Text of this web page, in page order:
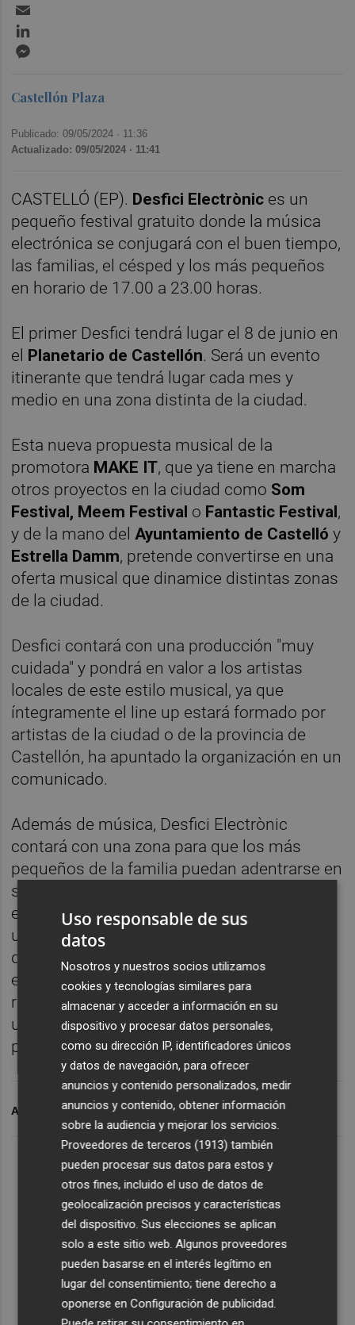
Castellón Plaza
Publicado: 09/05/2024 · 11:36
Actualizado: 09/05/2024 · 11:41
CASTELLÓ (EP). Desfici Electrònic es un
pequeño festival gratuito donde la música
electrónica se conjugará con el buen tiempo,
las familias, el césped y los más pequeños
en horario de 17.00 a 23.00 horas.
El primer Desfici tendrá lugar el 8 de junio en
el Planetario de Castellón. Será un evento
itinerante que tendrá lugar cada mes y
medio en una zona distinta de la ciudad.
Esta nueva propuesta musical de la
promotora MAKE IT, que ya tiene en marcha
otros proyectos en la ciudad como Som
Festival, Meem Festival o Fantastic Festival,
y de la mano delAyuntamiento de Castellóy
Estrella Damm, pretende convertirse en una
oferta musical que dinamice distintas zonas
de la ciudad.
Desfici contará con una producción "muy
cuidada" y pondrá en valor a los artistas
locales de este estilo musical, ya que
íntegramente el line up estará formado por
artistas de la ciudad o de la provincia de
Castellón, ha apuntado la organización en un
comunicado.
Además de música, Desfici Electrònic
contará con una zona para que los más
pequeños de la familia puedan adentrarse en
su primer festival con actividades y talleres
enfocados a ellos. También dispondrá de
una zona con foodtrucks. Los espacios
donde se lleve a cabo cada uno de los
eventos será 100 por cien accesible y será
respetuoso con el entorno y trabajará en ser
un evento lo más sostenible posible
promoviendo el reciclaje.
ARCHIVADO EN DESFICI ELECTRÒNIC
Uso responsable de sus
datos
Nosotros y nuestros socios utilizamos
cookies y tecnologías similares para
almacenar y acceder a información en su
dispositivo y procesar datos personales,
como su dirección IP, identificadores únicos
y datos de navegación, para ofrecer
anuncios y contenido personalizados, medir
anuncios y contenido, obtener información
sobre la audiencia y mejorar los servicios.
Proveedores de terceros (1913) también
pueden procesar sus datos para estos y
otros fines, incluido el uso de datos de
geolocalización precisos y características
del dispositivo. Sus elecciones se aplican
solo a este sitio web. Algunos proveedores
pueden basarse en el interés legítimo en
lugar del consentimiento; tiene derecho a
oponerse enConfiguración de publicidad